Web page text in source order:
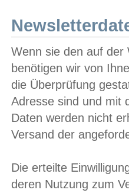
Wenn sie den auf der
benötigen wir von
die Überprüfung
Adresse sind und mit
Daten werden nicht
Versand der
Die erteilte
deren Nutzung zum